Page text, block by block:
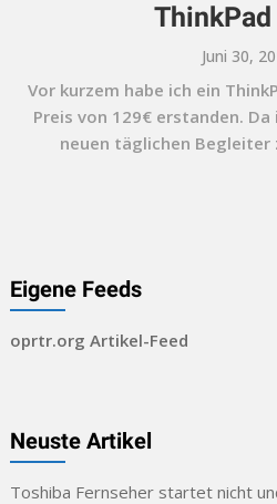
Juni 30,
Vor kurzem habe ich ein
Preis von 129€ erstanden.
neuen täglichen Begleiter
Eigene Feeds
oprtr.org Artikel-Feed
Neuste Artikel
Toshiba Fernseher startet nicht